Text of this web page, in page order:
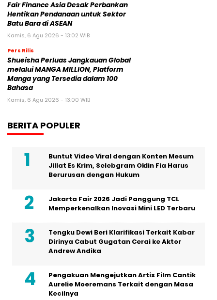
Fair Finance Asia Desak Perbankan
Hentikan Pendanaan untuk Sektor
Batu Bara di ASEAN
Kamis, 6 Agu 2026 - 13:02 WIB
Pers Rilis
Shueisha Perluas Jangkauan Global
melalui MANGA MILLION, Platform
Manga yang Tersedia dalam 100
Bahasa
Kamis, 6 Agu 2026 - 13:00 WIB
BERITA POPULER
Buntut Video Viral dengan Konten Mesum
Jillat Es Krim, Selebgram Oklin Fia Harus
Berurusan dengan Hukum
Jakarta Fair 2026 Jadi Panggung TCL
Memperkenalkan Inovasi Mini LED Terbaru
Tengku Dewi Beri Klarifikasi Terkait Kabar
Dirinya Cabut Gugatan Cerai ke Aktor
Andrew Andika
Pengakuan Mengejutkan Artis Film Cantik
Aurelie Moeremans Terkait dengan Masa
Kecilnya